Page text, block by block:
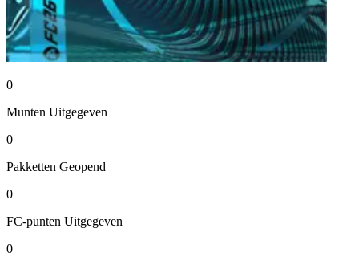
0
Munten Uitgegeven
0
Pakketten Geopend
0
FC-punten Uitgegeven
0